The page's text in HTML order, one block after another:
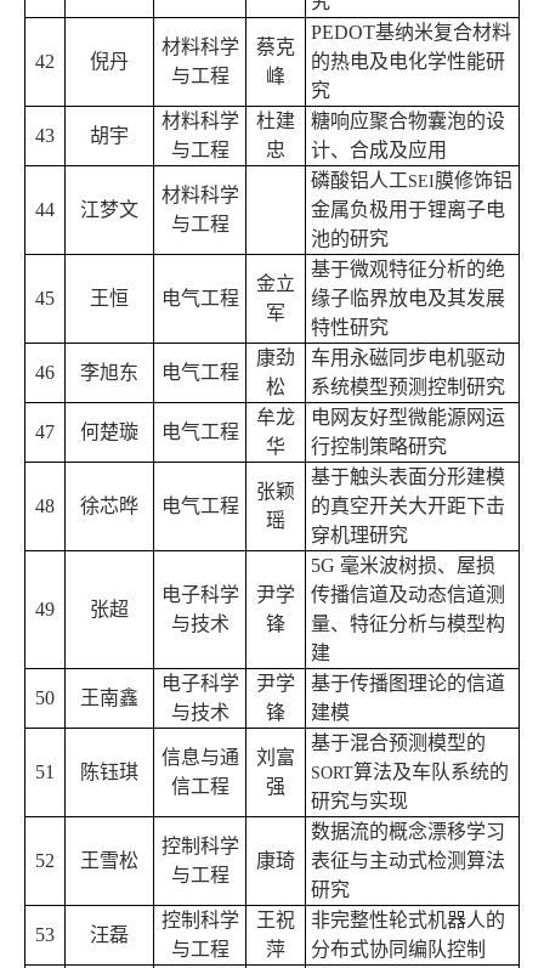
42 倪丹
材料科学
与工程
蔡克
峰
PEDOT基纳米复合材料
的热电及电化学性能研
究
43 胡宇
材料科学
与工程
杜建
忠
糖响应聚合物囊泡的设
计、合成及应用
44 江梦文
材料科学
与工程
磷酸铝人工SEI膜修饰铝
金属负极用于锂离子电
池的研究
45 王恒 电气工程
金立
军
基于微观特征分析的绝
缘子临界放电及其发展
特性研究
46 李旭东 电气工程
康劲
松
车用永磁同步电机驱动
系统模型预测控制研究
47 何楚璇 电气工程
牟龙
华
电网友好型微能源网运
行控制策略研究
48 徐芯晔 电气工程
张颖
瑶
基于触头表面分形建模
的真空开关大开距下击
穿机理研究
49 张超
电子科学
与技术
尹学
锋
5G 毫米波树损、屋损
传播信道及动态信道测
量、特征分析与模型构
建
50 王南鑫
电子科学
与技术
尹学
锋
基于传播图理论的信道
建模
51 陈钰琪
信息与通
信工程
刘富
强
基于混合预测模型的
SORT算法及车队系统的
研究与实现
52 王雪松
控制科学
与工程
康琦
数据流的概念漂移学习
表征与主动式检测算法
研究
53 汪磊
控制科学
与工程
王祝
萍
非完整性轮式机器人的
分布式协同编队控制